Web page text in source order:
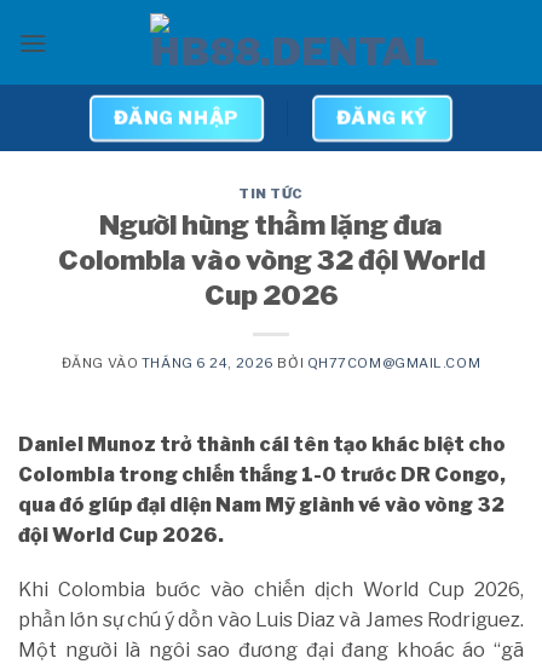
qua
ĐĂNG NHẬP ĐĂNG KÝ
TIN TỨC
Người hùng thầm lặng đưa
Colombia vào vòng 32 đội World
Cup 2026
ĐĂNG VÀO THÁNG 6 24, 2026 BỞI QH77COM@GMAIL.COM
Daniel Munoz trở thành cái tên tạo khác biệt cho
Colombia trong chiến thắng 1-0 trước DR Congo,
qua đó giúp đại diện Nam Mỹ giành vé vào vòng 32
đội World Cup 2026.
Khi Colombia bước vào chiến dịch World Cup 2026,
phần lớn sự chú ý dồn vào Luis Diaz và James Rodriguez.
Một người là ngôi sao đương đại đang khoác áo “gã